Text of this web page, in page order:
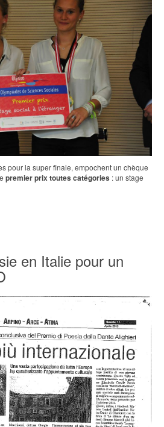
pour la super finale, empochent un chèque
premier prix toutes catégories : un stage
en Italie pour un